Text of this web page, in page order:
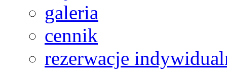
galeria
cennik
rezerwacje